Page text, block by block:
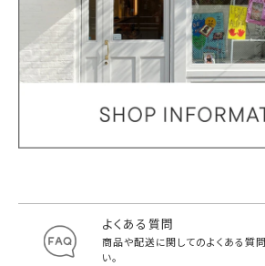
よくある質問
商品や配送に関してのよくある質
い。